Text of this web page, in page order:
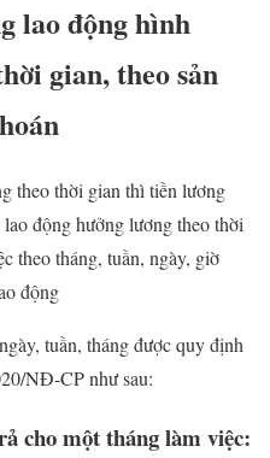
lao động hình
gian, theo sản
theo thời gian thì tiền lương
động hưởng lương theo thời
theo tháng, tuần, ngày, giờ
động
tuần, tháng được quy định
NĐ-CP như sau:
cho một tháng làm việc: